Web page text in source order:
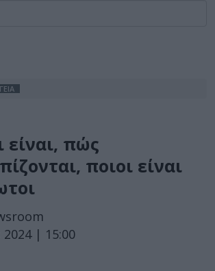
είναι, πώς
ποιοι είναι
2024 | 15:00